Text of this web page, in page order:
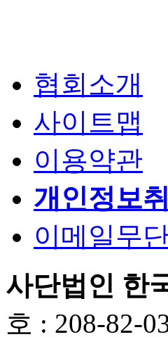
협회소개
사이트맵
이용약관
개인정보
이메일무
사단법인 한
호 : 208-82-